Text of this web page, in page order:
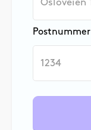
Postnummer